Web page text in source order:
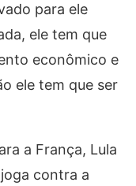
para ele
ele tem que
econômico e
ele tem que ser
a França, Lula
contra a